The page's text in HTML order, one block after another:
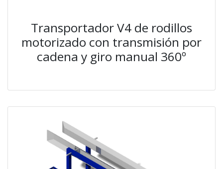
Transportador V4 de rodillos
motorizado con transmisión por
cadena y giro manual 360º